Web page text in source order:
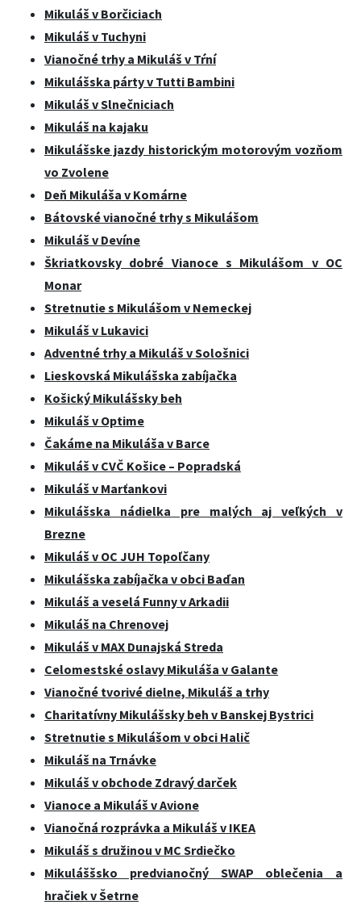
Mikuláš v Borčiciach
Mikuláš v Tuchyni
Vianočné trhy a Mikuláš v Tŕní
Mikulášska párty v Tutti Bambini
Mikuláš v Slnečniciach
Mikuláš na kajaku
Mikulášske jazdy historickým motorovým vozňom
vo Zvolene
Deň Mikuláša v Komárne
Bátovské vianočné trhy s Mikulášom
Mikuláš v Devíne
Škriatkovsky dobré Vianoce s Mikulášom v OC
Monar
Stretnutie s Mikulášom v Nemeckej
Mikuláš v Lukavici
Adventné trhy a Mikuláš v Sološnici
Lieskovská Mikulášska zabíjačka
Košický Mikulášsky beh
Mikuláš v Optime
Čakáme na Mikuláša v Barce
Mikuláš v CVČ Košice – Popradská
Mikuláš v Marťankovi
Mikulášska nádielka pre malých aj veľkých v
Brezne
Mikuláš v OC JUH Topoľčany
Mikulášska zabíjačka v obci Baďan
Mikuláš a veselá Funny v Arkadii
Mikuláš na Chrenovej
Mikuláš v MAX Dunajská Streda
Celomestské oslavy Mikuláša v Galante
Vianočné tvorivé dielne, Mikuláš a trhy
Charitatívny Mikulášsky beh v Banskej Bystrici
Stretnutie s Mikulášom v obci Halič
Mikuláš na Trnávke
Mikuláš v obchode Zdravý darček
Vianoce a Mikuláš v Avione
Vianočná rozprávka a Mikuláš v IKEA
Mikuláš s družinou v MC Srdiečko
Mikuláššsko predvianočný SWAP oblečenia a
hračiek v Šetrne